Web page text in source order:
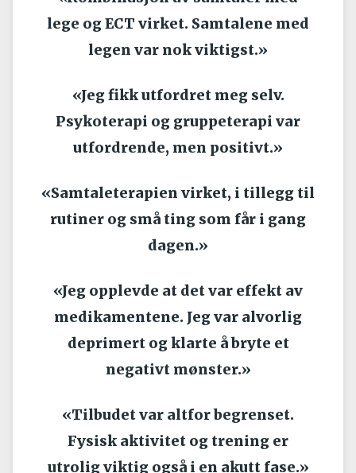
lege og ECT virket. Samtalene med
legen var nok viktigst.»
«Jeg fikk utfordret meg selv.
Psykoterapi og gruppeterapi var
utfordrende, men positivt.»
«Samtaleterapien virket, i tillegg til
rutiner og små ting som får i gang
dagen.»
«Jeg opplevde at det var effekt av
medikamentene. Jeg var alvorlig
deprimert og klarte å bryte et
negativt mønster.»
«Tilbudet var altfor begrenset.
Fysisk aktivitet og trening er
utrolig viktig også i en akutt fase.»